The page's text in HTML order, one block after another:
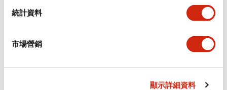
統計資料
市場營銷
顯示詳細資料
機械規格